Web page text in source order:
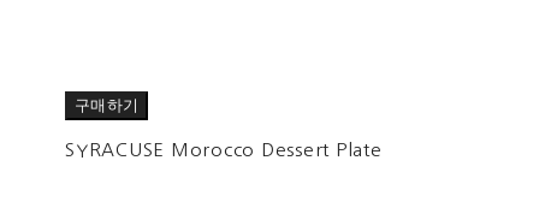
구매하기
SYRACUSE Morocco Dessert Plate